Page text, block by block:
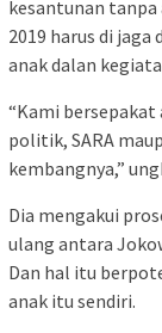
kesantunan tanpa
2019 harus di
anak dalan
“Kami
politik, SARA
kembangnya,”
Dia mengakui
ulang antara
Dan hal itu
anak itu sendiri.